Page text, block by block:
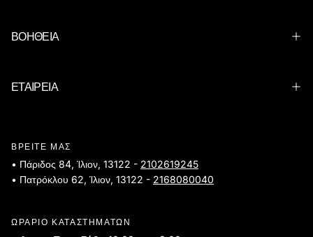
ΒΟΗΘΕΙΑ
ΕΤΑΙΡΕΙΑ
ΒΡΕΙΤΕ ΜΑΣ
• Πάριδος 84, Ίλιον, 13122 - 2102619245
• Πατρόκλου 62, Ίλιον, 13122 - 2168080040
ΩΡΑΡΙΟ ΚΑΤΑΣΤΗΜΑΤΩΝ